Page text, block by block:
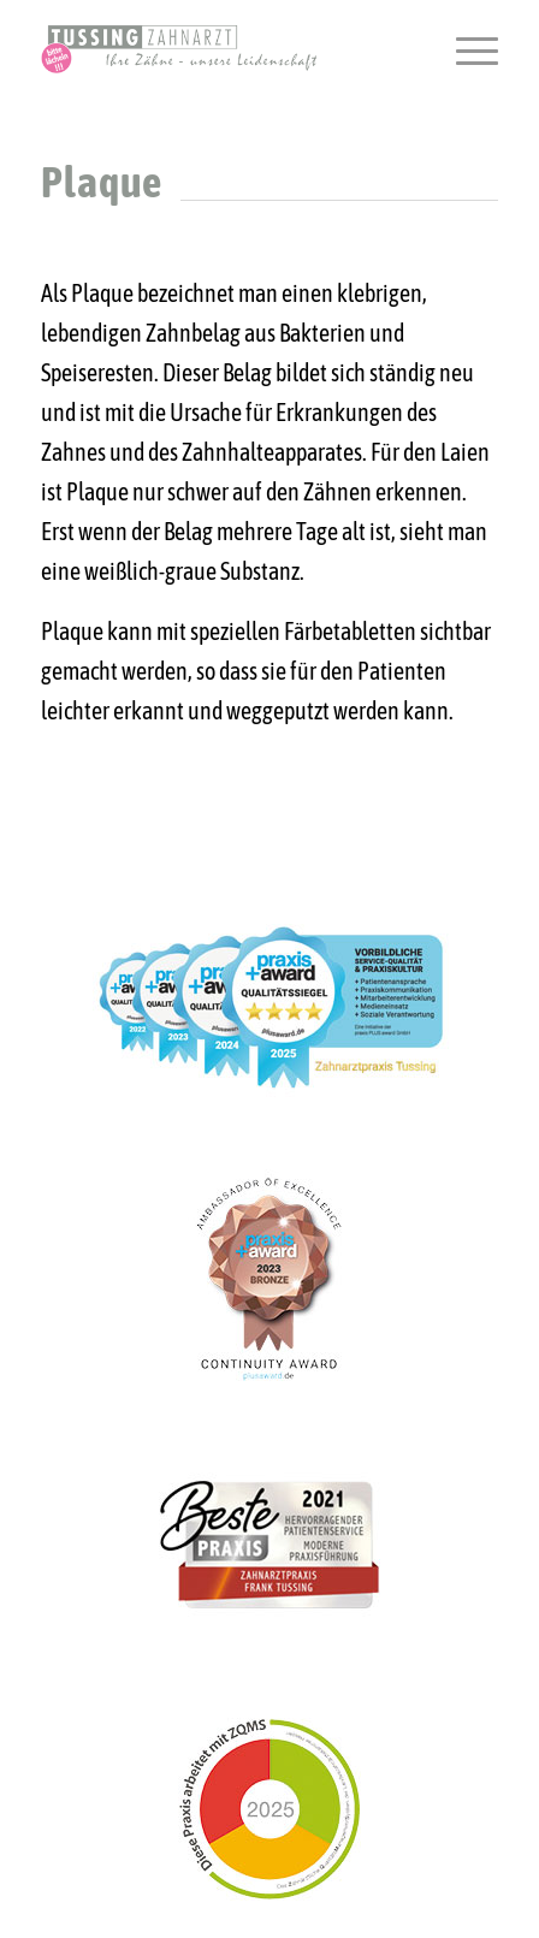
Plaque
Als Plaque bezeichnet man einen klebrigen,
lebendigen Zahnbelag aus Bakterien und
Speiseresten. Dieser Belag bildet sich ständig neu
und ist mit die Ursache für Erkrankungen des
Zahnes und des Zahnhalteapparates. Für den Laien
ist Plaque nur schwer auf den Zähnen erkennen.
Erst wenn der Belag mehrere Tage alt ist, sieht man
eine weißlich-graue Substanz.
Plaque kann mit speziellen Färbetabletten sichtbar
gemacht werden, so dass sie für den Patienten
leichter erkannt und weggeputzt werden kann.